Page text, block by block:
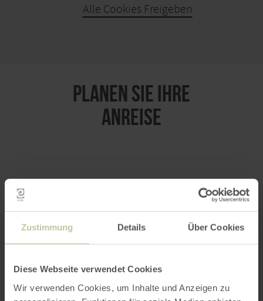
Zustimmung Details Über Cookies
Diese Webseite verwendet Cookies
Wir verwenden Cookies, um Inhalte und Anzeigen zu
Alle Cookies Freigeben
PLANEN SIE IHRE
ANREISE
per Google Maps